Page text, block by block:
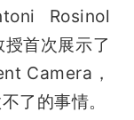
Rosinol
首次展示了
Camera，
了的事情。